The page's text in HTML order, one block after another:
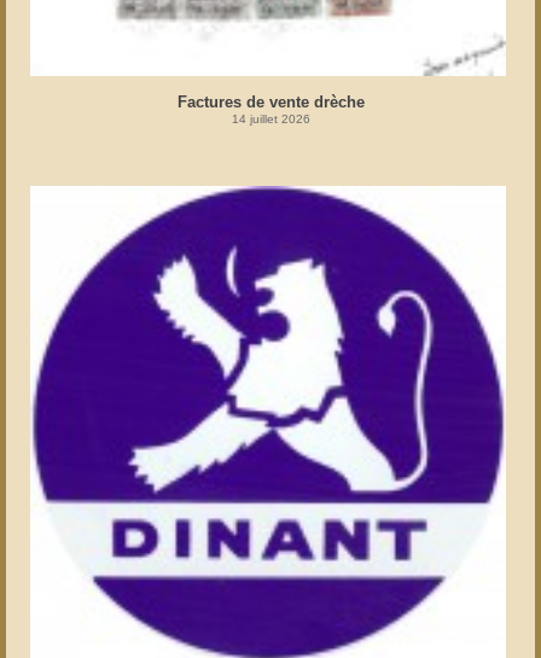
Factures de vente drèche
14 juillet 2026